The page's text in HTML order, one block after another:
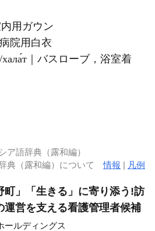
用ガウン
院用白衣
｜バスローブ，浴室着
ア語辞典（露和編）
典（露和編）について情報 | 凡例
町」「生きる」に寄り添う!訪
運営を支える看護管理者候補
ールディングス